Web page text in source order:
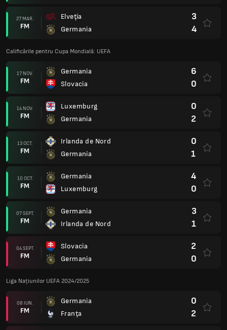
27 MAR.
FM
Elveţia
Germania
3
4
Calificările pentru Cupa Mondială: UEFA
17 NOV.
FM
Germania
Slovacia
6
0
14 NOV.
FM
Luxemburg
Germania
0
2
13 OCT.
FM
Irlanda de Nord
Germania
0
1
10 OCT.
FM
Germania
Luxemburg
4
0
07 SEPT.
FM
Germania
Irlanda de Nord
3
1
04 SEPT.
FM
Slovacia
Germania
2
0
Liga Națiunilor UEFA 2024/2025
08 IUN.
FM
Germania
Franţa
0
2